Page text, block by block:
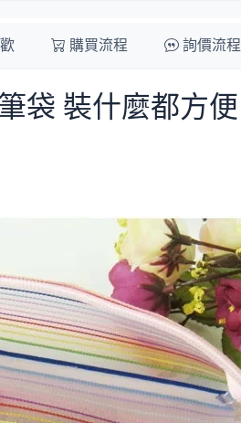
購買流程 詢價流程
袋 裝什麼都方便